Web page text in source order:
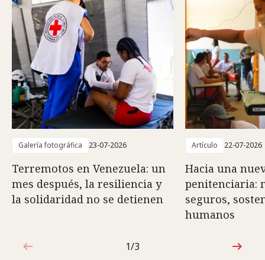
Galería fotográfica 23-07-2026
Terremotos en Venezuela: un
mes después, la resiliencia y
la solidaridad no se detienen
Artículo 22-07-2026
Hacia una
penitenciaria:
seguros,
humanos
1de3
1/3